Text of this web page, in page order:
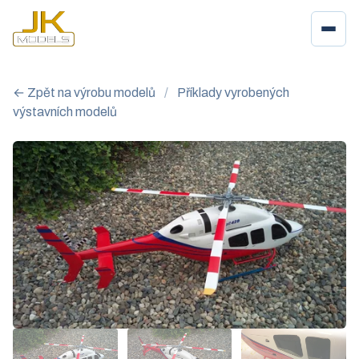
← Zpět na výrobu modelů /
Příklady vyrobených
výstavních modelů